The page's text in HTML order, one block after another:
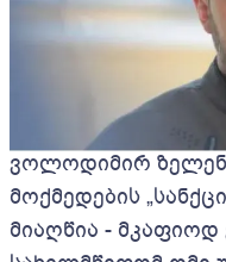
ვოლოდიმირ
მოქმედების
მიაღწია - მკაფიოდ